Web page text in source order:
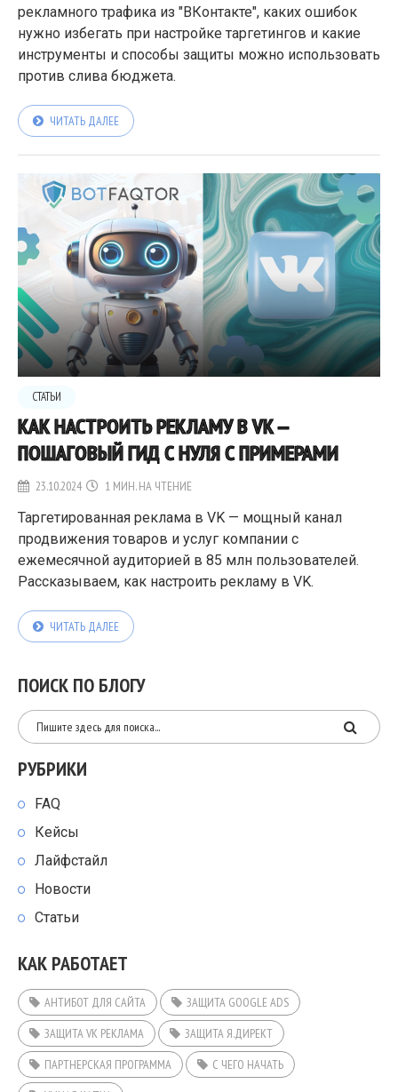
рекламного трафика из "ВКонтакте", каких ошибок
нужно избегать при настройке таргетингов и какие
инструменты и способы защиты можно использовать
против слива бюджета.
ЧИТАТЬ ДАЛЕЕ
СТАТЬИ
КАК НАСТРОИТЬ РЕКЛАМУ В VK —
ПОШАГОВЫЙ ГИД С НУЛЯ С ПРИМЕРАМИ
23.10.2024 1 МИН. НА ЧТЕНИЕ
Таргетированная реклама в VK — мощный канал
продвижения товаров и услуг компании с
ежемесячной аудиторией в 85 млн пользователей.
Рассказываем, как настроить рекламу в VK.
ЧИТАТЬ ДАЛЕЕ
ПОИСК ПО БЛОГУ
РУБРИКИ
FAQ
Кейсы
Лайфстайл
Новости
Статьи
КАК РАБОТАЕТ
АНТИБОТ ДЛЯ САЙТА
ЗАЩИТА GOOGLE ADS
ЗАЩИТА VK РЕКЛАМА
ЗАЩИТА Я.ДИРЕКТ
ПАРТНЕРСКАЯ ПРОГРАММА
С ЧЕГО НАЧАТЬ